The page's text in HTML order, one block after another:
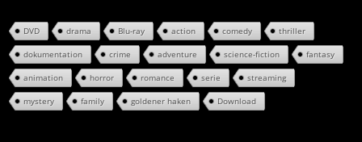
DVD drama Blu-ray action comedy thriller
dokumentation crime adventure science-fiction fantasy
animation horror romance serie streaming
mystery family goldener haken Download